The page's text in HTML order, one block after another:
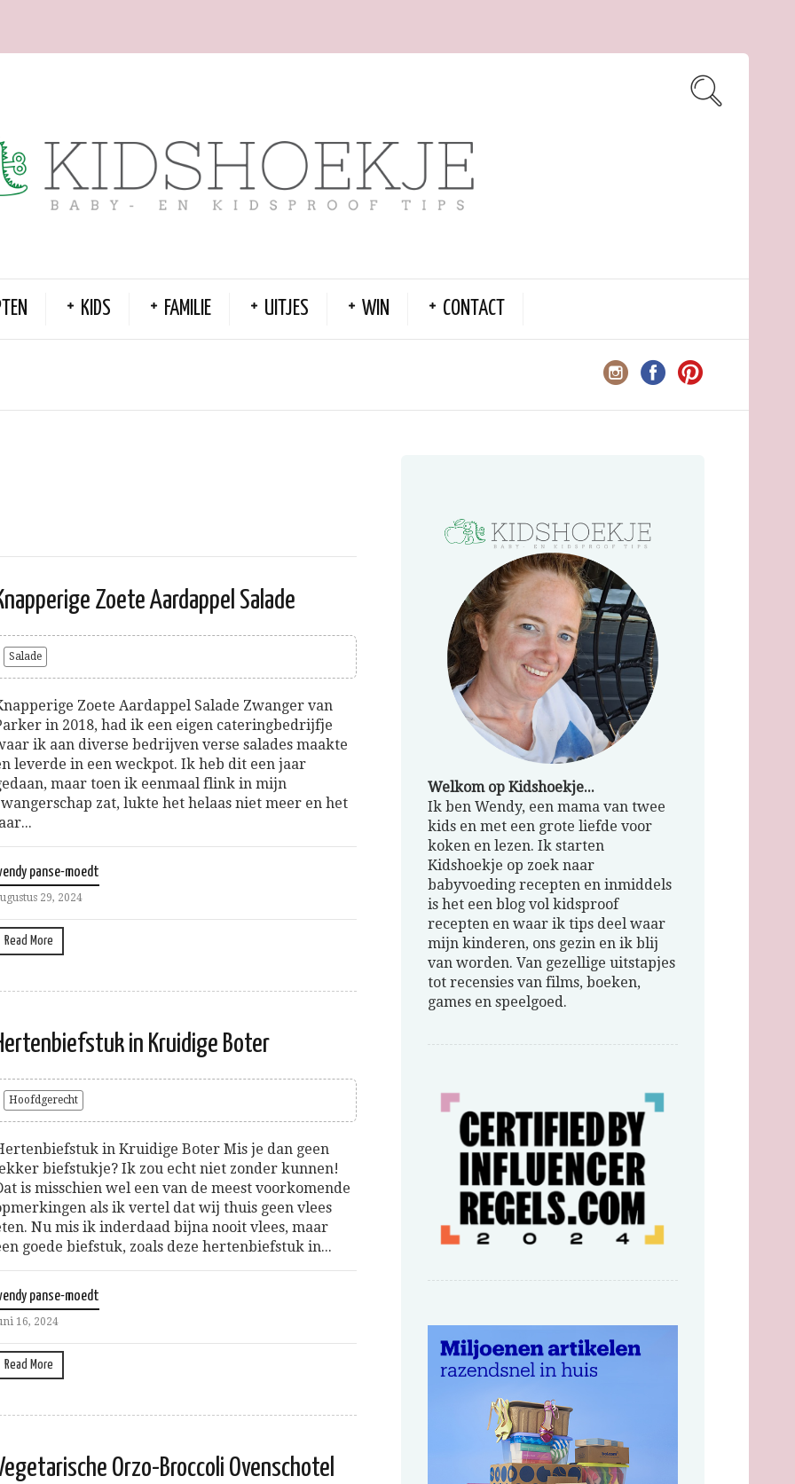
KIDS FAMILIE UITJES WIN CONTACT
Zoete Aardappel Salade
Salade
Zoete Aardappel Salade Zwanger van
in 2018, had ik een eigen cateringbedrijfje
ik aan diverse bedrijven verse salades maakte
leverde in een weckpot. Ik heb dit een jaar
maar toen ik eenmaal flink in mijn
zat, lukte het helaas niet meer en het
panse-moedt
29, 2024
Read More
in Kruidige Boter
Hoofdgerecht
in Kruidige Boter Mis je dan geen
biefstukje? Ik zou echt niet zonder kunnen!
is misschien wel een van de meest voorkomende
als ik vertel dat wij thuis geen vlees
Nu mis ik inderdaad bijna nooit vlees, maar
goede biefstuk, zoals deze hertenbiefstuk in...
panse-moedt
16, 2024
Read More
Orzo-Broccoli Ovenschotel
Welkom op Kidshoekje...
Ik ben Wendy, een mama van twee
kids en met een grote liefde voor
koken en lezen. Ik starten
Kidshoekje op zoek naar
babyvoeding recepten en inmiddels
is het een blog vol kidsproof
recepten en waar ik tips deel waar
mijn kinderen, ons gezin en ik blij
van worden. Van gezellige uitstapjes
tot recensies van films, boeken,
games en speelgoed.